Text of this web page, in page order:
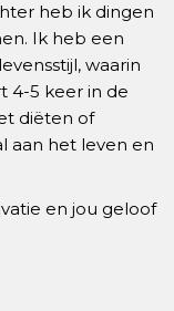
heb ik dingen
Ik heb een
waarin
4-5 keer in de
diëten of
aan het leven en
en jou geloof